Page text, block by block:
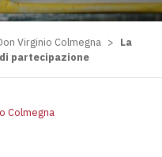
Virginio Colmegna > La
partecipazione
Colmegna